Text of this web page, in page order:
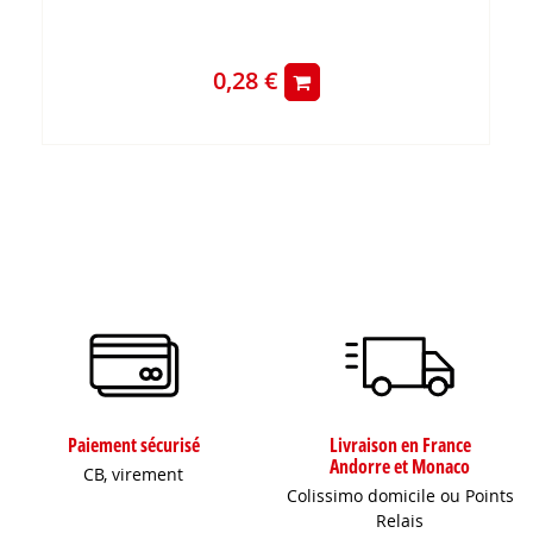
0,28 €
Paiement sécurisé
CB, virement
Livraison en France
Andorre et Monaco
Colissimo domicile ou Points
Relais